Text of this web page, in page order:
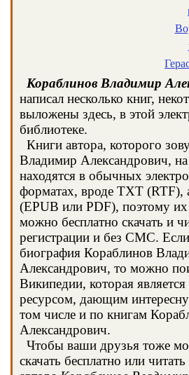
Кораблинов Владимир
написал несколько книг,
выложены здесь, в этой
библиотеке.
Книги автора, которого
Владимир Александрович, на
находятся в обычных
форматах, вроде TXT (RTF),
(EPUB или PDF), поэтому
можно бесплатно скачать и
регистрации и без СМС.
биография Кораблинов
Александрович, то можно
Википедии, которая
ресурсом, дающим
том числе и по книгам
Александрович.
Чтобы ваши друзья тоже
скачать бесплатно или